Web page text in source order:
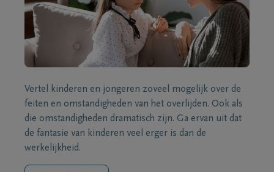
Vertel kinderen en jongeren zoveel mogelijk over de
feiten en omstandigheden van het overlijden. Ook als
die omstandigheden dramatisch zijn. Ga ervan uit dat
de fantasie van kinderen veel erger is dan de
werkelijkheid.